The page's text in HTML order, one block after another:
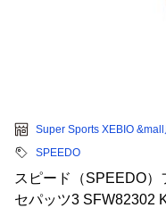
Super Sports XEBIO
SPEEDO
スピード（SPEEDO
セパッツ3 SFW82302